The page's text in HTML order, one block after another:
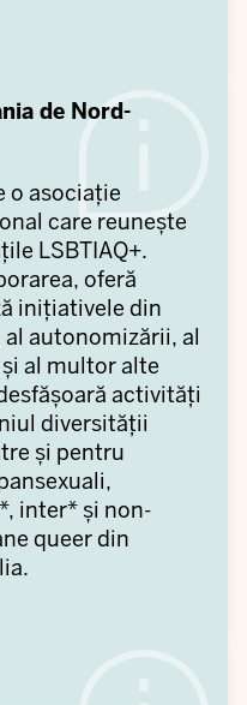
de Nord-
o asociație
care reunește
LSBTIAQ+.
oferă
inițiativele din
autonomizării, al
al multor alte
activități
diversității
și pentru
inter* și non-
queer din